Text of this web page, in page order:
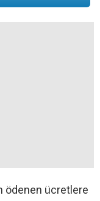
ödenen ücretlere